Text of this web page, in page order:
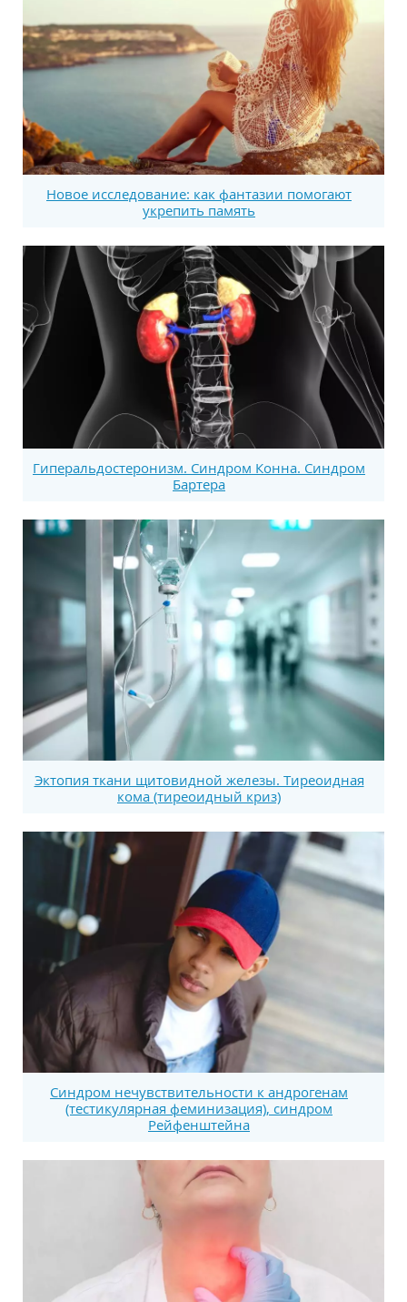
Новое исследование: как фантазии помогают
укрепить память
Гиперальдостеронизм. Синдром Конна. Синдром
Бартера
Эктопия ткани щитовидной железы. Тиреоидная
кома (тиреоидный криз)
Синдром нечувствительности к андрогенам
(тестикулярная феминизация), синдром
Рейфенштейна